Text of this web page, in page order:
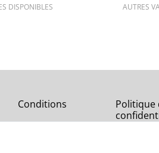
DISPONIBLES AUTRES
Conditions
Politique